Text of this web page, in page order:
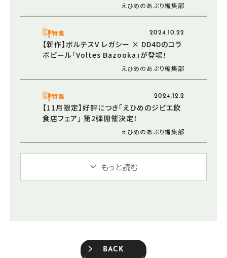
えひめのあぷり編集部
特集 2024.10.22
【新作】ボルテスV レガシー × DD4Dのコラ
ボビール「Voltes Bazooka」が登場！
えひめのあぷり編集部
特集 2024.12.2
【11月限定】好評につき「えひめのジビエ飲
食店フェア」 第2弾開催決定！
えひめのあぷり編集部
もっと読む
BACK